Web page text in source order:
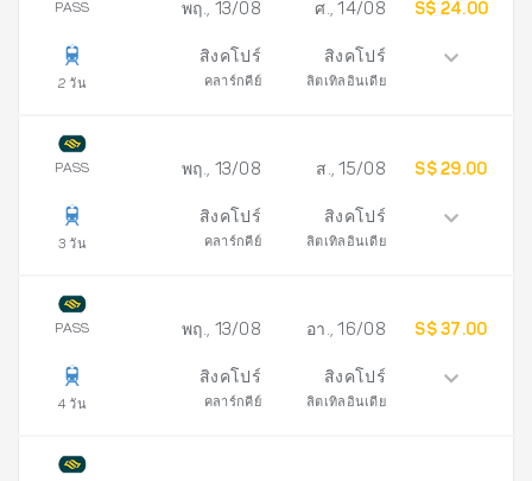
PASS
2 วัน
พฤ., 13/08
สิงคโปร์
คลาร์กคีย์
ศ., 14/08
สิงคโปร์
ลิตเทิลอินเดีย
S$ 24.00
PASS
3 วัน
พฤ., 13/08
สิงคโปร์
คลาร์กคีย์
ส., 15/08
สิงคโปร์
ลิตเทิลอินเดีย
S$ 29.00
PASS
4 วัน
พฤ., 13/08
สิงคโปร์
คลาร์กคีย์
อา., 16/08
สิงคโปร์
ลิตเทิลอินเดีย
S$ 37.00